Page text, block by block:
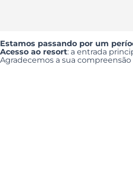
Estamos passando por um
Acesso ao resort: a entrada
Agradecemos a sua